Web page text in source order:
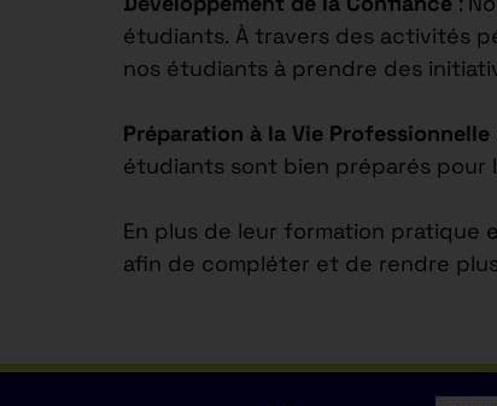
étudiants. À travers des activités
nos étudiants à prendre des
Préparation à la Vie Professionnelle
étudiants sont bien préparés pour
En plus de leur formation pratique
afin de compléter et de rendre